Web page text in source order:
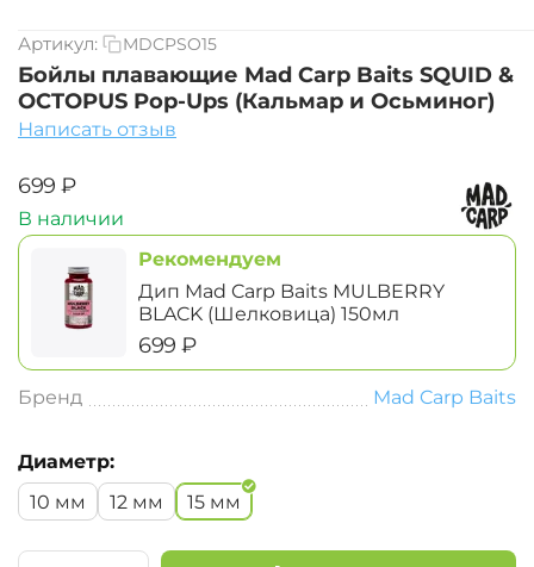
Артикул: MDCPSO15
Бойлы плавающие Mad Carp Baits SQUID &
OCTOPUS Pop-Ups (Кальмар и Осьминог)
Написать отзыв
‍699‍ ₽
В наличии
Рекомендуем
Дип Mad Carp Baits MULBERRY
BLACK (Шелковица) 150мл
‍699‍ ₽
Бренд Mad Carp Baits
Диаметр:
10 мм
12 мм 15 мм